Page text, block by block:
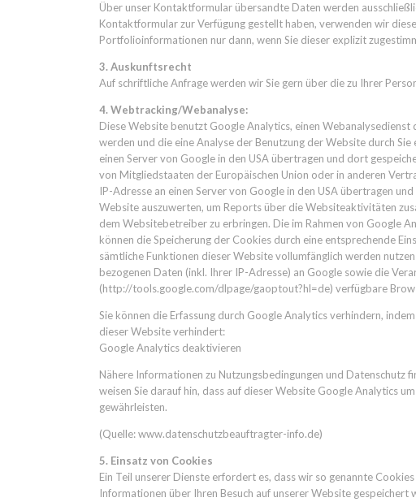
Über unser Kontaktformular übersandte Daten werden
Kontaktformular zur Verfügung gestellt haben, verwenden wir
Portfolioinformationen nur dann, wenn Sie dieser explizit
3. Auskunftsrecht
Auf schriftliche Anfrage werden wir Sie gern über die zu Ihrer
4. Webtracking/Webanalyse:
Diese Website benutzt Google Analytics, einen
werden und die eine Analyse der Benutzung der Website durch
einen Server von Google in den USA übertragen und dort
von Mitgliedstaaten der Europäischen Union oder in anderen
IP-Adresse an einen Server von Google in den USA übertragen
Website auszuwerten, um Reports über die Websiteaktivitäten
dem Websitebetreiber zu erbringen. Die im Rahmen von Google
können die Speicherung der Cookies durch eine entsprechende
sämtliche Funktionen dieser Website vollumfänglich werden
bezogenen Daten (inkl. Ihrer IP-Adresse) an Google sowie die
(http://tools.google.com/dlpage/gaoptout?hl=de) verfügbare
Sie können die Erfassung durch Google Analytics verhindern,
dieser Website verhindert:
Google Analytics deaktivieren
Nähere Informationen zu Nutzungsbedingungen und
weisen Sie darauf hin, dass auf dieser Website Google Analytics
gewährleisten.
(Quelle: www.datenschutzbeauftragter-info.de)
5. Einsatz von Cookies
Ein Teil unserer Dienste erfordert es, dass wir so genannte
Informationen über Ihren Besuch auf unserer Website